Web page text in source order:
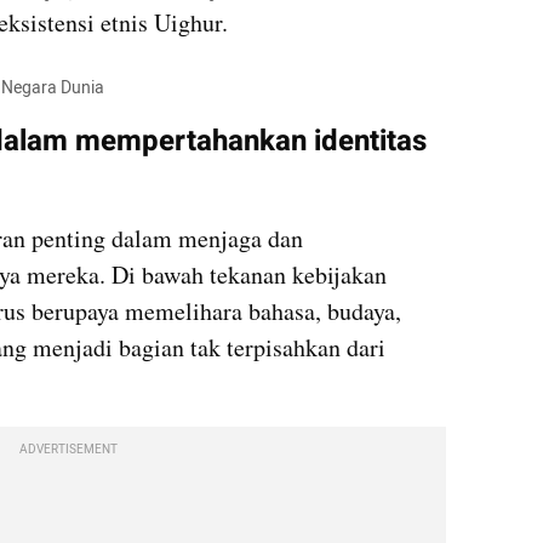
etnis Uighur.
Dunia
mempertahankan identitas
penting dalam menjaga dan
mereka. Di bawah tekanan kebijakan
berupaya memelihara bahasa, budaya,
menjadi bagian tak terpisahkan dari
ADVERTISEMENT